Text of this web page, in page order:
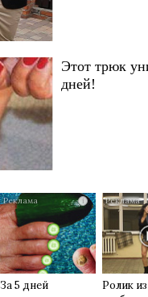
Этот трюк
дней!
i
За 5 дней
Ролик